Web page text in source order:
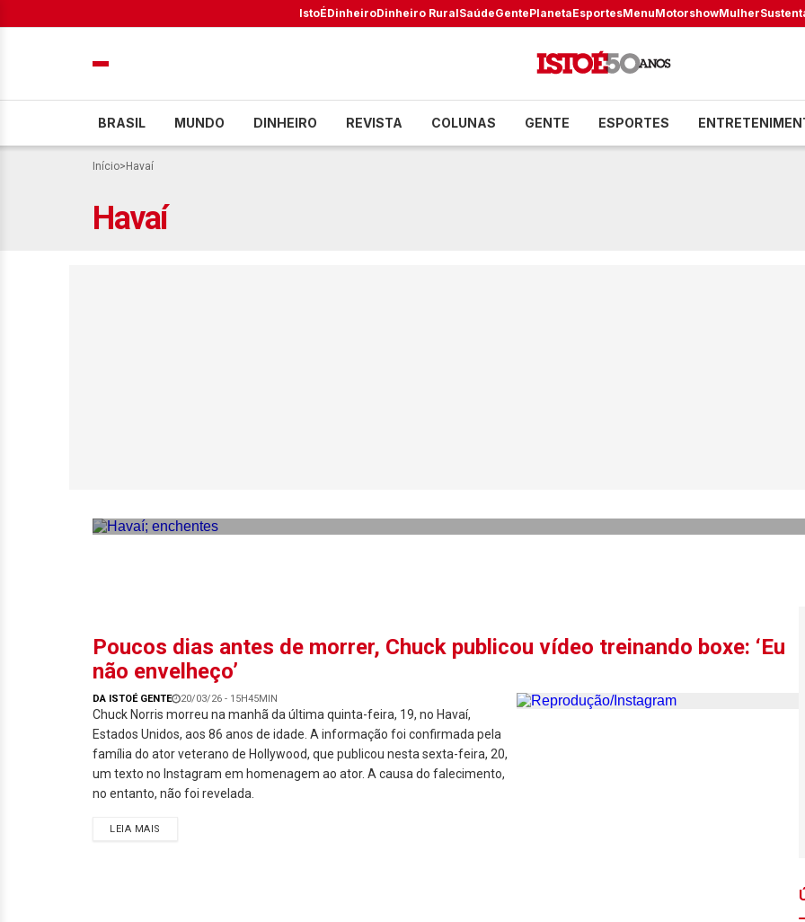
IstoÉDinheiroDinheiro RuralSaúdeGentePlanetaEsportesMenuMotorshowMulher
BRASIL MUNDO DINHEIRO REVISTA COLUNAS GENTE ESPORTES
Início> Havaí
Havaí
Poucos dias antes de morrer, Chuck publicou vídeo treinando boxe: ‘Eu
não envelheço’
DA ISTOÉ GENTE 20/03/26 - 15H45MIN
Chuck Norris morreu na manhã da última quinta-feira, 19, no Havaí,
Estados Unidos, aos 86 anos de idade. A informação foi confirmada pela
família do ator veterano de Hollywood, que publicou nesta sexta-feira, 20,
um texto no Instagram em homenagem ao ator. A causa do falecimento,
no entanto, não foi revelada.
LEIA MAIS